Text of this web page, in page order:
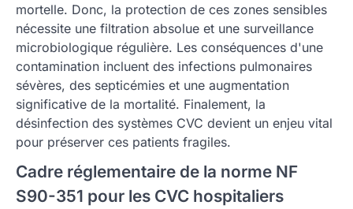
mortelle. Donc, la protection de ces zones sensibles
nécessite une filtration absolue et une surveillance
microbiologique régulière. Les conséquences d'une
contamination incluent des infections pulmonaires
sévères, des septicémies et une augmentation
significative de la mortalité. Finalement, la
désinfection des systèmes CVC devient un enjeu vital
pour préserver ces patients fragiles.
Cadre réglementaire de la norme NF
S90-351 pour les CVC hospitaliers